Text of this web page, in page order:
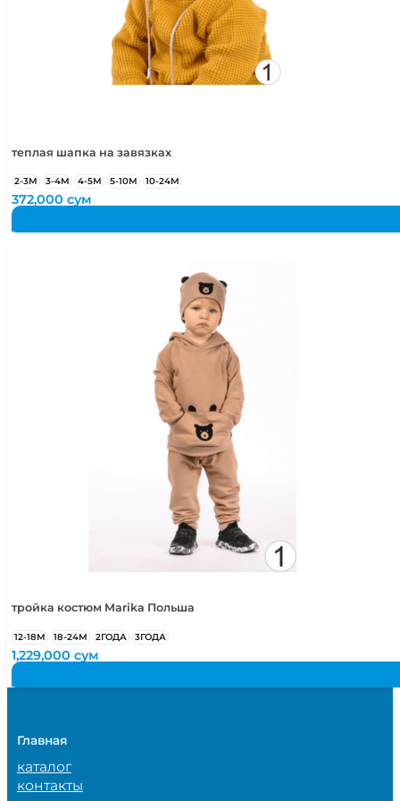
128-133 см
теплая шапка на завязках
2-3М 3-4М 4-5М 5-10М 10-24М
372,000сум
тройка костюм Marika Польша
12-18М 18-24М 2ГОДА 3ГОДА
1,229,000сум
Главная
каталог
контакты